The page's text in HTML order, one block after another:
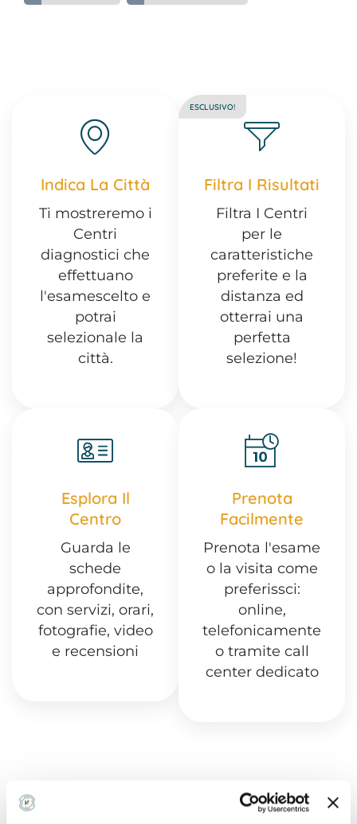
Indica La Città
Ti mostreremo i
Centri
diagnostici che
effettuano
l'esamescelto e
potrai
selezionale la
città.
Filtra I Risultati
Filtra I Centri
per le
caratteristiche
preferite e la
distanza ed
otterrai una
perfetta
selezione!
ESCLUSIVO!
Esplora Il
Centro
Guarda le
schede
approfondite,
con servizi, orari,
fotografie, video
e recensioni
Prenota
Facilmente
Prenota l'esame
o la visita come
preferissci:
online,
telefonicamente
o tramite call
center dedicato